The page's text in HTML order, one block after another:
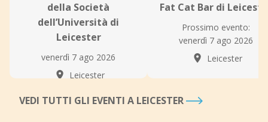
della Società
dell’Università di
Leicester
venerdì 7 ago 2026
Leicester
Fat Cat Bar di
Prossimo evento:
venerdì 7 ago 2026
Leicester
VEDI TUTTI GLI EVENTI A LEICESTER